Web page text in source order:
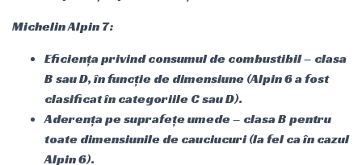
Michelin Alpin 7:
Eficiența privind consumul de combustibil – clasa
B sau D, în funcție de dimensiune (Alpin 6 a fost
clasificat în categoriile C sau D).
Aderența pe suprafețe umede – clasa B pentru
toate dimensiunile de cauciucuri (la fel ca în cazul
Alpin 6).